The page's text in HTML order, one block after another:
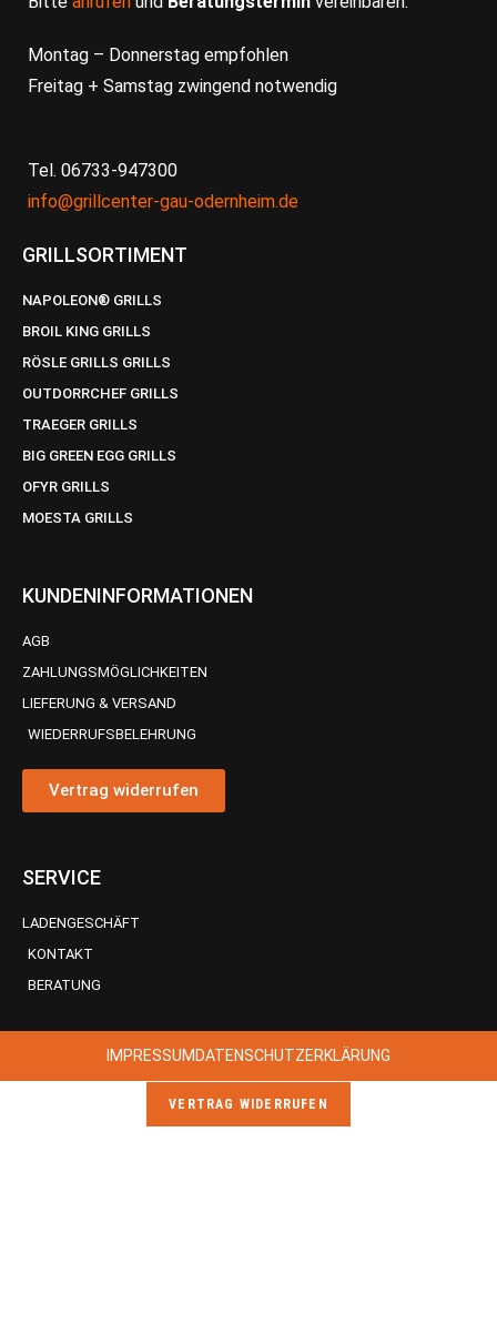
Montag – Donnerstag empfohlen
Freitag + Samstag zwingend notwendig
Tel. 06733-947300
info@grillcenter-gau-odernheim.de
GRILLSORTIMENT
NAPOLEON® GRILLS
BROIL KING GRILLS
RÖSLE GRILLS GRILLS
OUTDORRCHEF GRILLS
TRAEGER GRILLS
BIG GREEN EGG GRILLS
OFYR GRILLS
MOESTA GRILLS
KUNDENINFORMATIONEN
AGB
ZAHLUNGSMÖGLICHKEITEN
LIEFERUNG & VERSAND
WIEDERRUFSBELEHRUNG
Vertrag widerrufen
SERVICE
LADENGESCHÄFT
KONTAKT
BERATUNG
IMPRESSUM DATENSCHUTZERKLÄRUNG
VERTRAG WIDERRUFEN